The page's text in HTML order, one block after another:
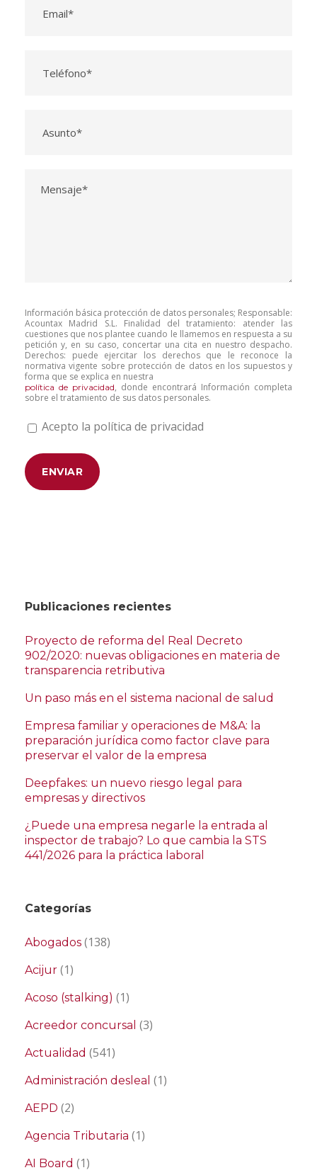
Información básica protección de datos personales; Responsable:
Acountax Madrid S.L. Finalidad del tratamiento: atender las
cuestiones que nos plantee cuando le llamemos en respuesta a su
petición y, en su caso, concertar una cita en nuestro despacho.
Derechos: puede ejercitar los derechos que le reconoce la
normativa vigente sobre protección de datos en los supuestos y
forma que se explica en nuestra
política de privacidad, donde encontrará Información completa
sobre el tratamiento de sus datos personales.
Acepto la política de privacidad
Publicaciones recientes
Proyecto de reforma del Real Decreto
902/2020: nuevas obligaciones en materia de
transparencia retributiva
Un paso más en el sistema nacional de salud
Empresa familiar y operaciones de M&A: la
preparación jurídica como factor clave para
preservar el valor de la empresa
Deepfakes: un nuevo riesgo legal para
empresas y directivos
¿Puede una empresa negarle la entrada al
inspector de trabajo? Lo que cambia la STS
441/2026 para la práctica laboral
Categorías
Abogados (138)
Acijur (1)
Acoso (stalking) (1)
Acreedor concursal (3)
Actualidad (541)
Administración desleal (1)
AEPD (2)
Agencia Tributaria (1)
AI Board (1)